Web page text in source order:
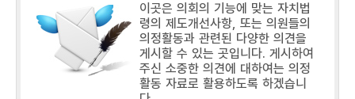
이곳은 의회의 기능에 맞는 자치법
령의 제도개선사항, 또는 의원들의
의정활동과 관련된 다양한 의견을
게시할 수 있는 곳입니다. 게시하여
주신 소중한 의견에 대하여는 의정
활동 자료로 활용하도록 하겠습니